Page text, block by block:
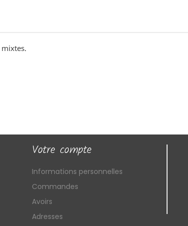
Votre compte
Informations personnelles
Commandes
Avoirs
Adresses